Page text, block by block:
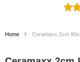
Home Ceramaxx 2cm